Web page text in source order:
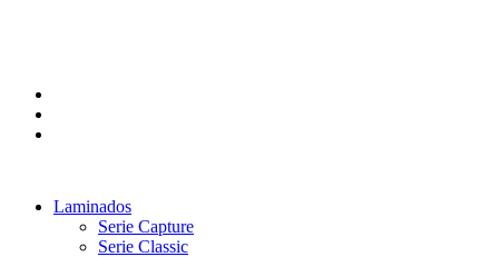
Laminados
Serie Capture
Serie Classic